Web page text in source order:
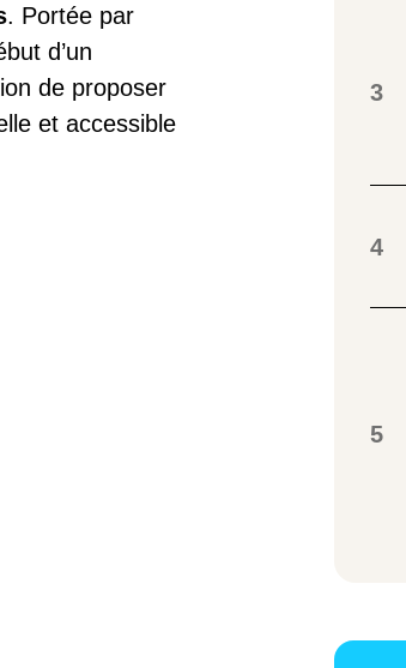
. Portée par
d’un
de proposer
et accessible
3
4
5